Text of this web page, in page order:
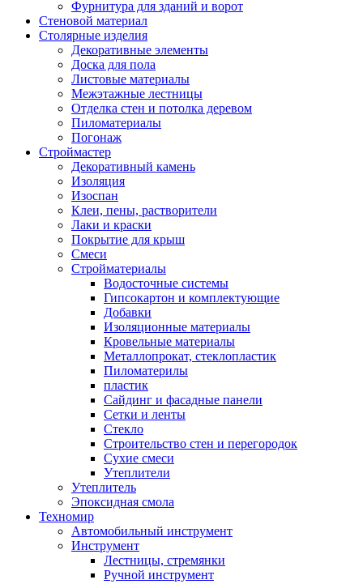
Фурнитура для зданий и ворот
Стеновой материал
Столярные изделия
Декоративные элементы
Доска для пола
Листовые материалы
Межэтажные лестницы
Отделка стен и потолка деревом
Пиломатериалы
Погонаж
Строймастер
Декоративный камень
Изоляция
Изоспан
Клеи, пены, растворители
Лаки и краски
Покрытие для крыш
Смеси
Стройматериалы
Водосточные системы
Гипсокартон и комплектующие
Добавки
Изоляционные материалы
Кровельные материалы
Металлопрокат, стеклопластик
Пиломатерилы
пластик
Сайдинг и фасадные панели
Сетки и ленты
Стекло
Строительство стен и перегородок
Сухие смеси
Утеплители
Утеплитель
Эпоксидная смола
Техномир
Автомобильный инструмент
Инструмент
Лестницы, стремянки
Ручной инструмент